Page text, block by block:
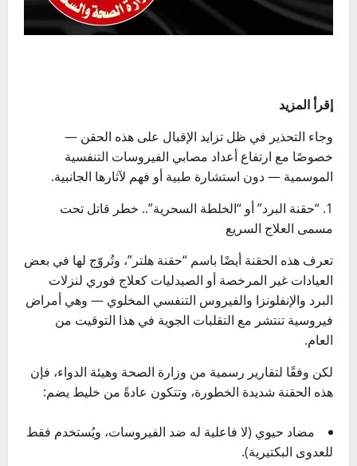
إقرأ المزيد
وجاء التحذير في ظل تزايد الإقبال على هذه الحقن —
خصوصًا مع ارتفاع أعداد مصابي الفيروسات التنفسية
الموسمية — دون استشارة طبية أو فهم لآثارها الجانبية.
1. “حقنة البرد” أو “الخلطة السحرية”.. خطر قاتل تحت
مسمى العلاج السريع
تعرف هذه الحقنة أيضًا باسم “حقنة هلتر”، وتُروّج لها في بعض
العيادات غير المرخصة أو الصيدليات كعلاج فوري لنزلات
البرد والإنفلونزا والفيروس التنفسي المخلوي — وهي أمراض
فيروسية تنتشر مع التقلبات الجوية في هذا التوقيت من
العام.
لكن وفقًا لتقارير رسمية من وزارة الصحة وهيئة الدواء، فإن
هذه الحقنة شديدة الخطورة، وتتكون عادةً من خليط يضم:
مضاد حيوي (لا فاعلية له ضد الفيروسات، ويُستخدم فقط
للعدوى البكتيرية).